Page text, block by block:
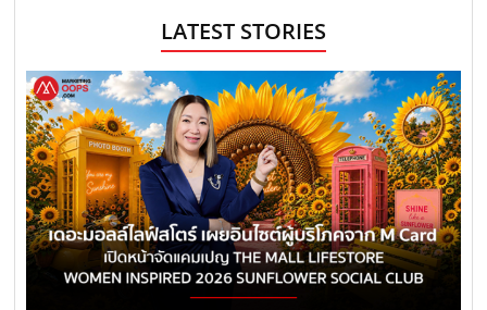
LATEST STORIES